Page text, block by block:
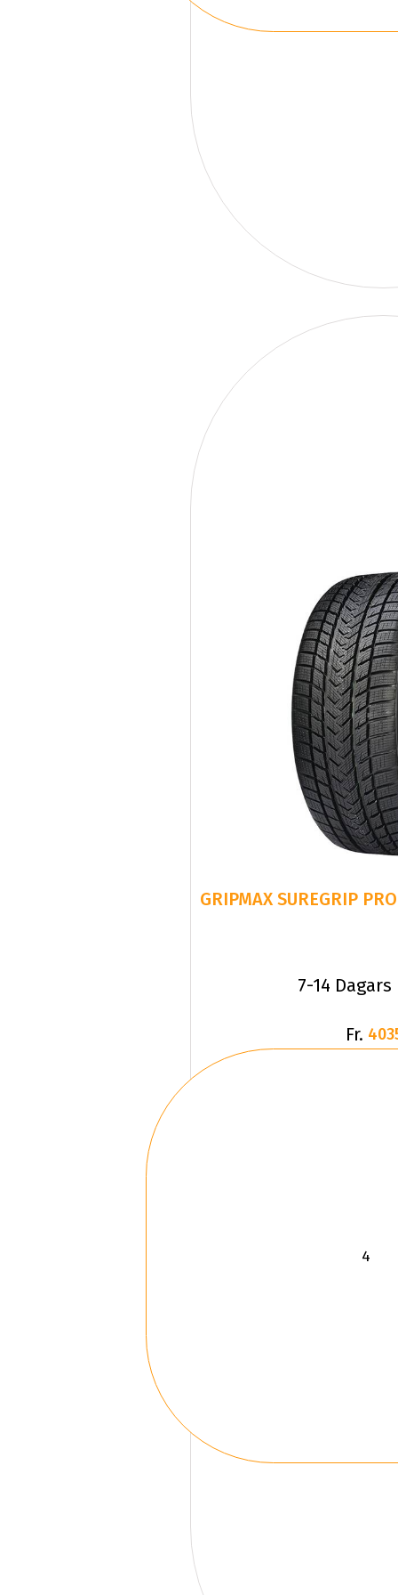
GRIPMAX SUREGRIP
7-14
Fr.